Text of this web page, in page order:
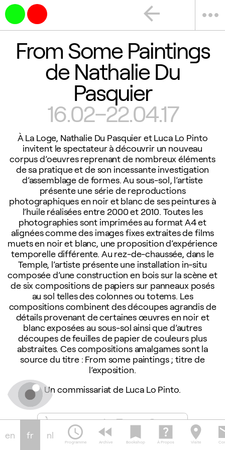
more_horiz
arrow_back
From Some Paintings
de Nathalie Du
Pasquier
16.02–22.04.17
À La Loge, Nathalie Du Pasquier et Luca Lo Pinto
invitent le spectateur à découvrir un nouveau
corpus d’oeuvres reprenant de nombreux éléments
de sa pratique et de son incessante investigation
d’assemblage de formes. Au sous-sol, l’artiste
présente une série de reproductions
photographiques en noir et blanc de ses peintures à
l’huile réalisées entre 2000 et 2010. Toutes les
photographies sont imprimées au format A4 et
alignées comme des images fixes extraites de films
muets en noir et blanc, une proposition d’expérience
temporelle différente. Au rez-de-chaussée, dans le
Temple, l’artiste présente une installation in-situ
composée d’une construction en bois sur la scène et
de six compositions de papiers sur panneaux posés
au sol telles des colonnes ou totems. Les
compositions combinent des découpes agrandis de
détails provenant de certaines œuvres en noir et
blanc exposées au sous-sol ainsi que d’autres
découpes de feuilles de papier de couleurs plus
abstraites. Ces compositions amalgames sont la
source du titre : From some paintings ; titre de
l’exposition.
Un commissariat de Luca Lo Pinto.
de
À propos de From Some
Paintings
Pinto
en fr nl schedule
Programme
fast_rewind
Archive
bookmark
Bookshop
help_center
À Propos
location_on
Visite